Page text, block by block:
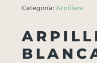
Categoría: Arpillera